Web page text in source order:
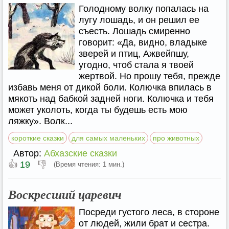
Голодному волку попалась на
лугу лошадь, и он решил ее
съесть. Лошадь смиренно
говорит: «Да, видно, владыке
зверей и птиц, Ажвейпшу,
угодно, чтоб стала я твоей
жертвой. Но прошу тебя, прежде
избавь меня от дикой боли. Колючка впилась в
мякоть над бабкой задней ноги. Колючка и тебя
может уколоть, когда ты будешь есть мою
ляжку». Волк...
короткие сказки для самых маленьких про животных
Автор: Абхазские сказки
👍 19 👎 (Время чтения: 1 мин.)
Воскресший царевич
Посреди густого леса, в стороне
от людей, жили брат и сестра.